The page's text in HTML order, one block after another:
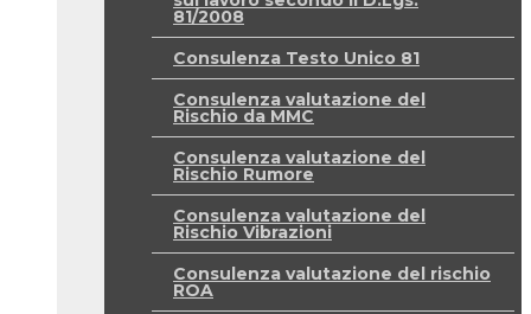
81/2008
Consulenza Testo Unico 81
Consulenza valutazione del
Rischio da MMC
Consulenza valutazione del
Rischio Rumore
Consulenza valutazione del
Rischio Vibrazioni
Consulenza valutazione del rischio
ROA